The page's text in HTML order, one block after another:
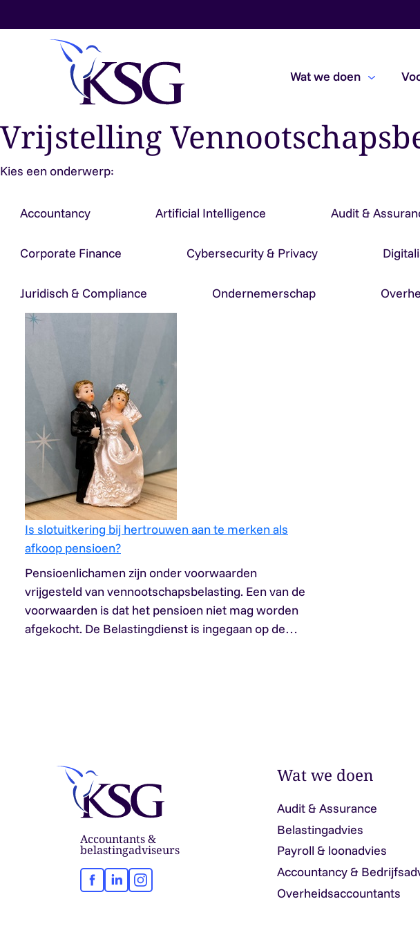
Wat we doen
Audit & Assurance
Accountancy & Bedrijfsadvies
Overheidsaccountants
Vrijstelling
Kies een onderwerp:
Accountancy Artificial Intelligence Audit &
Corporate Finance Cybersecurity & Privacy
Juridisch & Compliance Ondernemerschap
Is slotuitkering bij hertrouwen aan te merken als
afkoop pensioen?
Pensioenlichamen zijn onder voorwaarden
vrijgesteld van vennootschapsbelasting. Een van de
voorwaarden is dat het pensioen niet mag worden
afgekocht. De Belastingdienst is ingegaan op de…
Accountants &
belastingadviseurs
FacebookLinkedInInstagram
Wat we doen
Audit & Assurance
Belastingadvies
Payroll & loonadvies
Accountancy &
Overheidsaccountants